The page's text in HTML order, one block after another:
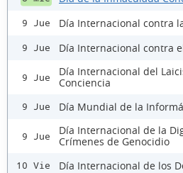
9 Jue Día Internacional contra
9 Jue Día Internacional contra
9 Jue
Día Internacional del
Conciencia
9 Jue Día Mundial de la
9 Jue
Día Internacional de la
Crímenes de Genocidio
10 Vie Día Internacional de los